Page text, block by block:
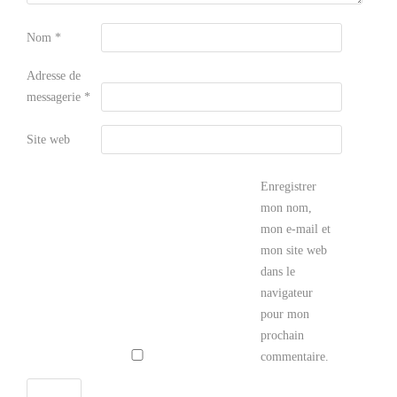
Nom *
Adresse de
messagerie *
Site web
Enregistrer
mon nom,
mon e-mail et
mon site web
dans le
navigateur
pour mon
prochain
commentaire.